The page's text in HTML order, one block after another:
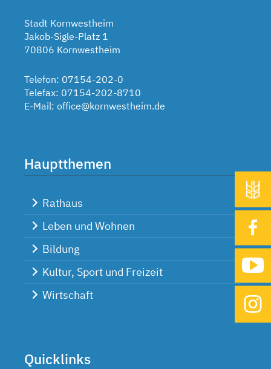
Stadt Kornwestheim
Jakob-Sigle-Platz 1
70806 Kornwestheim
Telefon: 07154-202-0
Telefax: 07154-202-8710
E-Mail: office@kornwestheim.de
Hauptthemen
Rathaus
Leben und Wohnen
Bildung
Kultur, Sport und Freizeit
Wirtschaft
Quicklinks